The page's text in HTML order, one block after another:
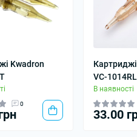
Kwadron
0
VC-1014RL
В наявності
33.00